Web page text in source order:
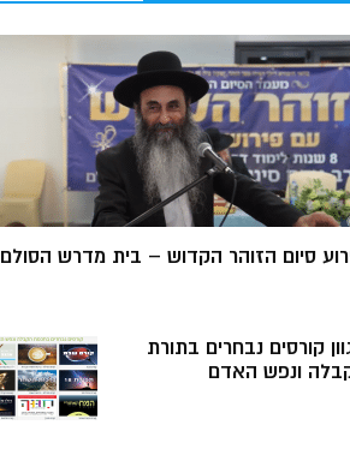
סיום הזוהר הקדוש – בית מדרש הסולם
קורסים נבחרים בתורת
ונפש האדם